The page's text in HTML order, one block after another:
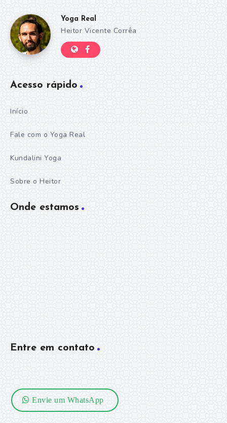
Yoga Real
Heitor Vicente Corrêa
Acesso rápido
Início
Fale com o Yoga Real
Kundalini Yoga
Sobre o Heitor
Onde estamos
Entre em contato
Envie um WhatsApp